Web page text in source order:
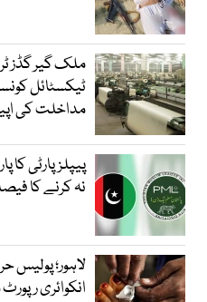
ملک گیر گڈز
ٹیکسٹائل
مداخلت کی
پیپلزپارٹی
نہ کرنے کا
لاہور؛ پولیس
انکوائری